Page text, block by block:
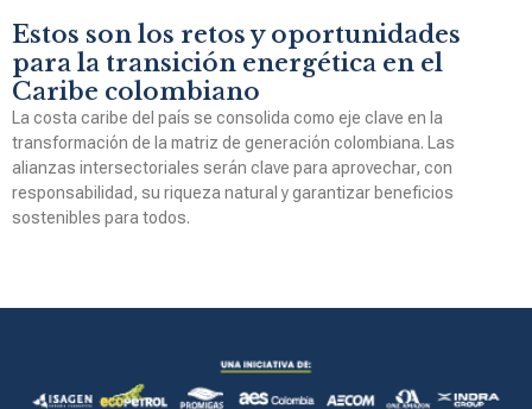
Estos son los retos y oportunidades
para la transición energética en el
Caribe colombiano
La costa caribe del país se consolida como eje clave en la
transformación de la matriz de generación colombiana. Las
alianzas intersectoriales serán clave para aprovechar, con
responsabilidad, su riqueza natural y garantizar beneficios
sostenibles para todos.